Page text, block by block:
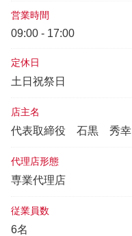
営業時間
09:00 - 17:00
定休日
土日祝祭日
店主名
代表取締役 石黒 秀幸
代理店形態
専業代理店
従業員数
6名